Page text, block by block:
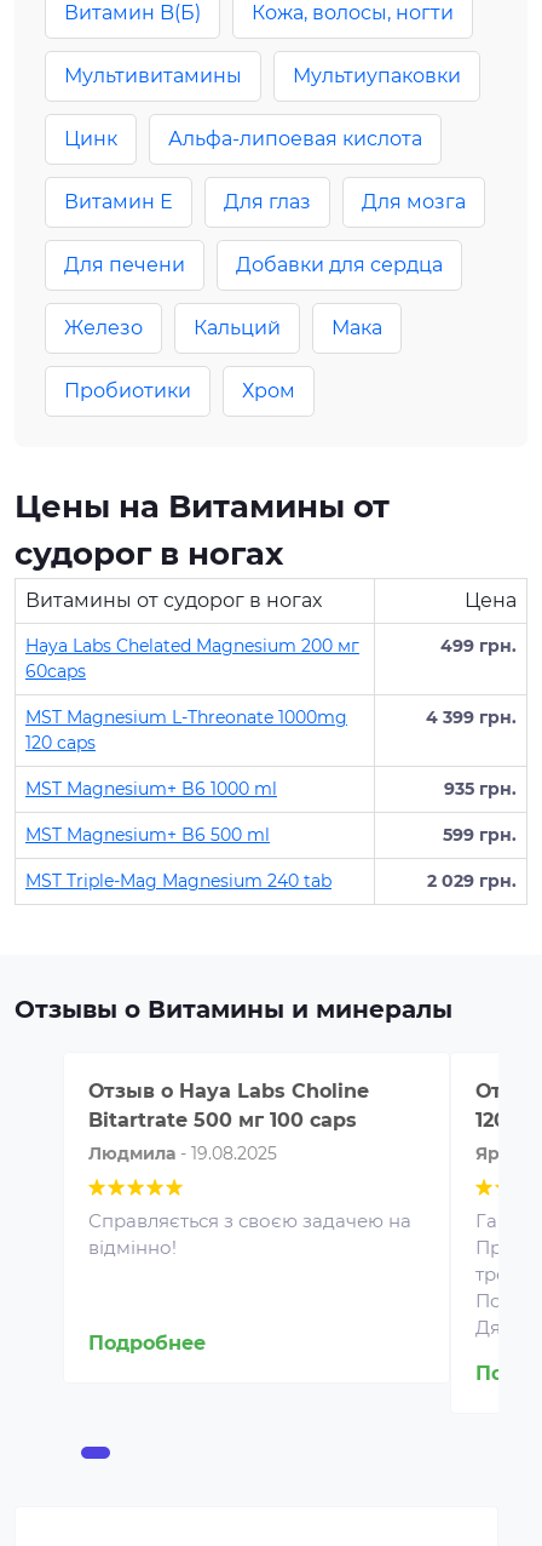
Витамин B(Б) Кожа, волосы, ногти
Мультивитамины Мультиупаковки
Цинк Альфа-липоевая кислота
Витамин Е Для глаз Для мозга
Для печени Добавки для сердца
Железо Кальций Мака
Пробиотики Хром
Цены на Витамины от
судорог в ногах
Витамины от судорог в ногах Цена
Haya Labs Chelated Magnesium 200 мг
60caps
499 грн.
MST Magnesium L-Threonate 1000mg
120 caps
4 399 грн.
MST Magnesium+ B6 1000 ml 935 грн.
MST Magnesium+ B6 500 ml 599 грн.
MST Triple-Mag Magnesium 240 tab 2 029 грн.
Отзывы о Витамины и минералы
Отзыв о Haya Labs Choline
Bitartrate 500 мг 100 caps
Людмила - 19.08.2025
Справляється з своєю задачею на
відмінно!
Подробнее
120
Гарні
Дякую
концентрат белка в виде
потребности человека в белке,